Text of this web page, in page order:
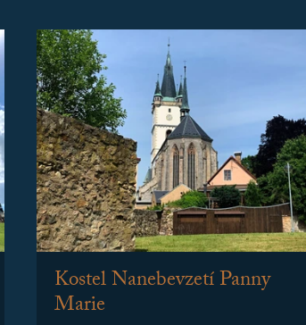
Kostel Nanebevzetí Panny
Marie